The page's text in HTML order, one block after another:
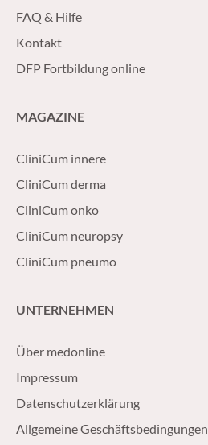
FAQ & Hilfe
Kontakt
DFP Fortbildung online
MAGAZINE
CliniCum innere
CliniCum derma
CliniCum onko
CliniCum neuropsy
CliniCum pneumo
UNTERNEHMEN
Über medonline
Impressum
Datenschutzerklärung
Allgemeine Geschäftsbedingungen